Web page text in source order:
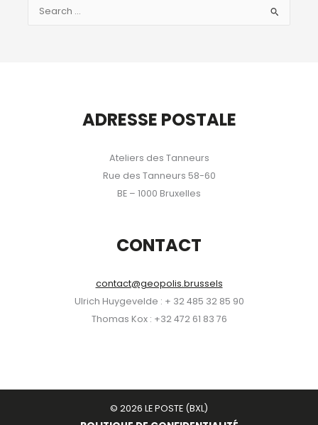
ADRESSE POSTALE
Ateliers des Tanneurs
Rue des Tanneurs 58-60
BE – 1000 Bruxelles
CONTACT
contact@geopolis.brussels
Ulrich Huygevelde : + 32 485 32 85 90
Thomas Kox : +32 472 61 83 76
© 2026 LE POSTE (BXL)